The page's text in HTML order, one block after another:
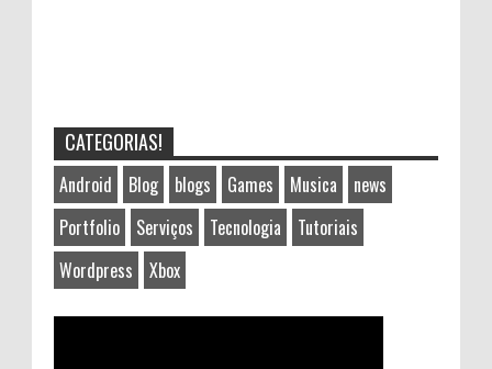
CATEGORIAS!
Android Blog blogs Games Musica
news
Portfolio
Serviços Tecnologia
Tutoriais
Wordpress
Xbox